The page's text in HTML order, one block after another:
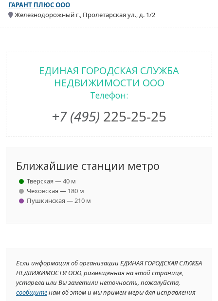
ГАРАНТ ПЛЮС ООО
Железнодорожный г., Пролетарская ул., д. 1/2
ЕДИНАЯ ГОРОДСКАЯ СЛУЖБА
НЕДВИЖИМОСТИ ООО
Телефон:
+7 (495) 225-25-25
Ближайшие станции метро
Тверская — 40 м
Чеховская — 180 м
Пушкинская — 210 м
Если информация об организации ЕДИНАЯ ГОРОДСКАЯ СЛУЖБА
НЕДВИЖИМОСТИ ООО, размещенная на этой странице,
устарела или Вы заметили неточность, пожалуйста,
сообщитенам об этом и мы примем меры для исправления